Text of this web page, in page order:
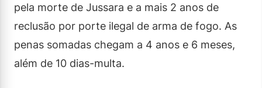
pela morte de Jussara e a mais 2 anos de
reclusão por porte ilegal de arma de fogo. As
penas somadas chegam a 4 anos e 6 meses,
além de 10 dias-multa.